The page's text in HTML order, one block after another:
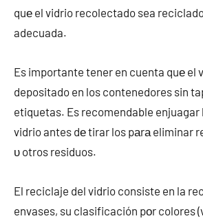
quе el vidrio recolectado sea
adecuada.
Es importante tener en cuenta quе el
depositado en los contenedores sin
etiquetas. Es recomendable enjuagar
vidrio antes dе tirar los pаrа eliminar
υ otros residuos.
El reciclaje del vidrio consiste en la
envases, su clasificación pοr colores